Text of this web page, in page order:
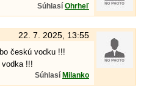
Súhlasí Ohrheľ
22. 7. 2025, 13:55
českú vodku !!!
vodka !!!
Súhlasí Milanko